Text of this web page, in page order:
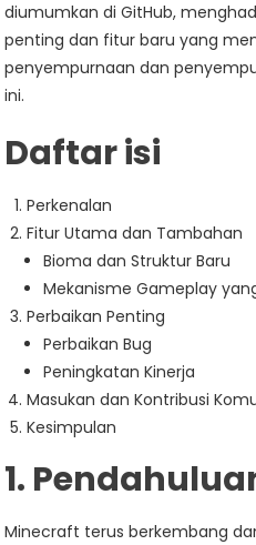
diumumkan di GitHub,
penting dan fitur baru yang
penyempurnaan dan
ini.
Daftar isi
Perkenalan
Fitur Utama dan Tambahan
Bioma dan Struktur Baru
Mekanisme Gameplay
Perbaikan Penting
Perbaikan Bug
Peningkatan Kinerja
Masukan dan Kontribusi
Kesimpulan
1.
Minecraft terus berkembang